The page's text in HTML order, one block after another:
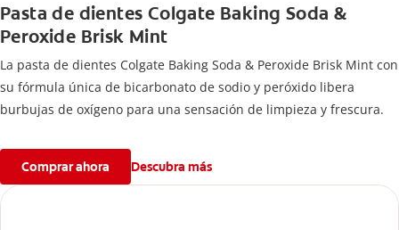
Pasta de dientes Colgate Baking Soda &
Peroxide Brisk Mint
La pasta de dientes Colgate Baking Soda & Peroxide Brisk Mint con
su fórmula única de bicarbonato de sodio y peróxido libera
burbujas de oxígeno para una sensación de limpieza y frescura.
Comprar ahora Descubra más